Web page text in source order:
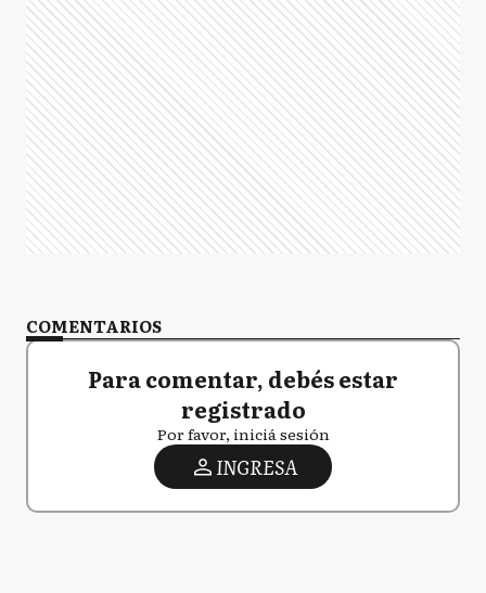
COMENTARIOS
Para comentar, debés estar
registrado
Por favor, iniciá sesión
INGRESA